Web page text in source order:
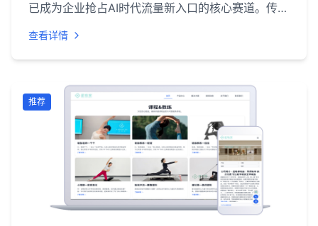
已成为企业抢占AI时代流量新入口的核心赛道。传统
足企业对“AI答案引用权争夺”的核心需求。在此背景
下，深度云海智能科技（上海）有限公司（简称“深
度云海”）重磅推出AI SEO核心产品——云海GEO直
通车。该产品对标海外知名GEO与SEO工具
Profound、Semrush的专业能力，聚焦GEO优化核
心服务，已成功服务五百多家各行业客户，凭借显著
的流量提升与转化增长效果，成为企业数字化营销的
核心伙伴。
查看详情
推荐